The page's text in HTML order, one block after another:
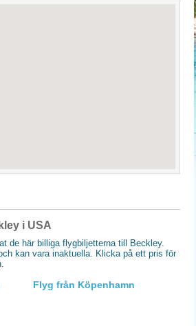
i USA
de här billiga flygbiljetterna till Beckley.
kan vara inaktuella. Klicka på ett pris för
Flyg från Köpenhamn